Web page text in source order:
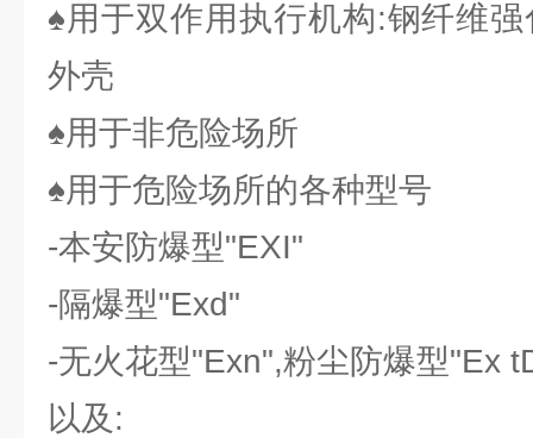
♠用于双作用执行机构:钢纤维
外壳
♠用于非危险场所
♠用于危险场所的各种型号
-本安防爆型"EXI"
-隔爆型"Exd"
-无火花型"Exn",粉尘防爆型"Ex
以及: